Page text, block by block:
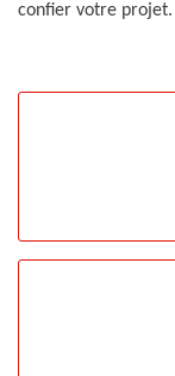
confier votre projet.